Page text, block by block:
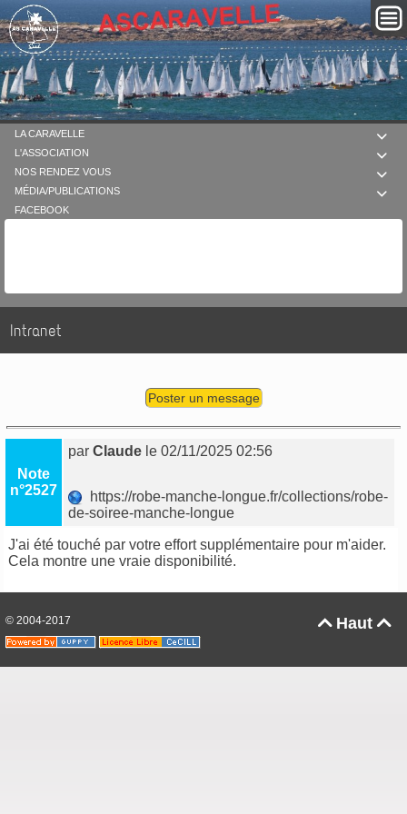

LA CARAVELLE

L'ASSOCIATION

NOS RENDEZ VOUS

MÉDIA/PUBLICATIONS
FACEBOOK
Intranet
Poster un message
Note
n°2527
parClaude le 02/11/2025 02:56
https://robe-manche-longue.fr/collections/robe-
de-soiree-manche-longue
J'ai été touché par votre effort supplémentaire pour m'aider.
Cela montre une vraie disponibilité.
Haut 
© 2004-2017